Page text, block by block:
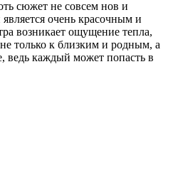
сюжет не совсем нов и
очень красочным и
возникает ощущение тепла,
только к близким и родным, а
ведь каждый может попасть в